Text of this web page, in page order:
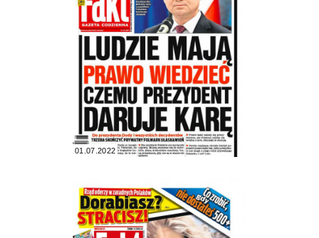
01.07.2022